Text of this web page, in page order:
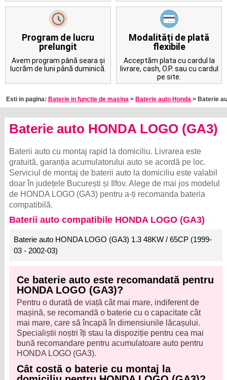
Program de lucru
prelungit
Avem program până seara și
lucrăm de luni până duminică.
Modalități de plată
flexibile
Acceptăm plata cu cardul la
livrare, cash, O.P. sau cu cardul
pe site.
Esti in pagina: Baterie in functie de masina > Baterie auto Honda > Baterie
Baterie auto HONDA LOGO (GA3)
Baterii auto cu montaj rapid la domiciliu. Livrarea este
gratuită, garanția acumulatorului auto se acordă pe loc.
Serviciul de montaj de baterii auto la domiciliu este valabil
doar în județele București și Ilfov. Alege de mai jos modelul
de HONDA LOGO (GA3) pentru a-ți recomanda bateria
compatibilă.
Baterii auto compatibile HONDA LOGO (GA3)
Baterie auto HONDA LOGO (GA3) 1.3 48KW / 65CP (1999-
03 - 2002-03)
Ce baterie auto este recomandată pentru
HONDA LOGO (GA3)?
Pentru o durată de viață cât mai mare, indiferent de
mașină, se recomandă o baterie cu o capacitate cât
mai mare, care să încapă în dimensiunile lăcașului.
Specialiștii noștri îți stau la dispoziție pentru cea mai
bună recomandare pentru acumulatoare auto pentru
HONDA LOGO (GA3).
Cât costă o baterie cu montaj la